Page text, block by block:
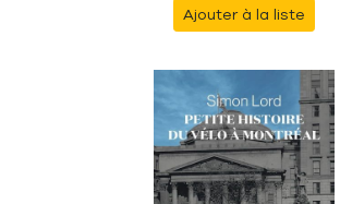
Ajouter à la liste